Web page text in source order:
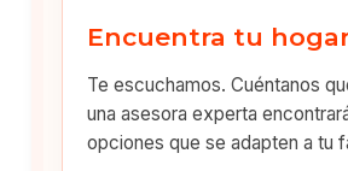
Encuentra tu
Te escuchamos. Cuéntanos
una asesora experta
opciones que se adapten a tu